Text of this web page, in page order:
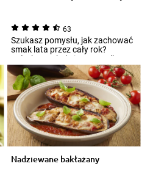
63
Szukasz pomysłu, jak zachować
smak lata przez cały rok?
Sałatka z rukolą i mozzarellą
przychodzi...
Nadziewane bakłażany